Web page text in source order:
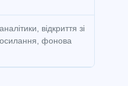
відкриття зі
фонова